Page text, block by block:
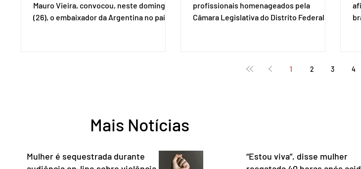
Mauro Vieira, convocou, neste domingo
(26), o embaixador da Argentina no país,
Estado, às instituições democráticas,
profissionais homenageados pela
Câmara Legislativa do Distrito Federal
deputada distrital Dra. Jane Klébia,
1 2 3 4
Mais Notícias
Mulher é sequestrada durante
“Estou viva”, disse mulher